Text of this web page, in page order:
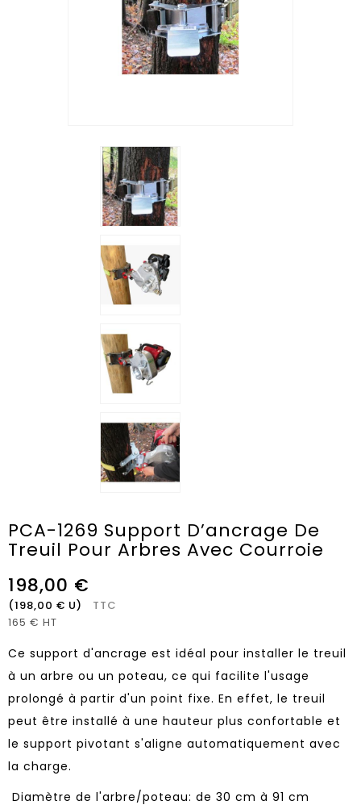
PCA-1269 Support D’ancrage De
Treuil Pour Arbres Avec Courroie
198,00 €
(198,00 € U)
TTC
165 € HT
Ce support d'ancrage est idéal pour installer le treuil
à un arbre ou un poteau, ce qui facilite l'usage
prolongé à partir d'un point fixe. En effet, le treuil
peut être installé à une hauteur plus confortable et
le support pivotant s'aligne automatiquement avec
la charge.
Diamètre de l'arbre/poteau: de 30 cm à 91 cm